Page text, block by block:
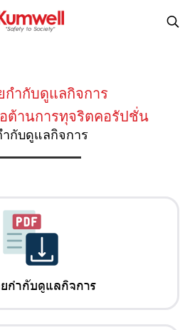
กำกับดูแลกิจการ
ต้านการทุจริตคอรัปชั่น
ำกับดูแลกิจการ
กำกับดูแลกิจการ